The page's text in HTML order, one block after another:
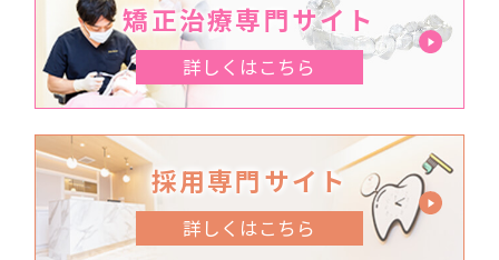
矯正治療専門サイト
詳しくはこちら
採用専門サイト
詳しくはこちら